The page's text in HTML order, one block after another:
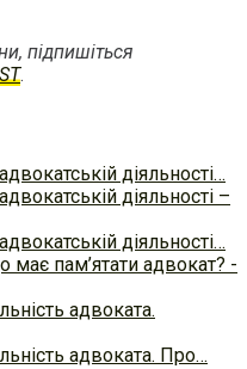
підпишіться
.
діяльності…
діяльності –
діяльності…
має пам’ятати адвокат? -
адвоката.
адвоката. Про…